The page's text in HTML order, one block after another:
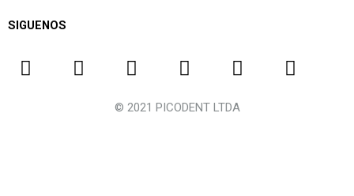
SIGUENOS
F
a
I
n
T
i
k
t
Y
o
u
t
W
h
a
t
L
i
© 2021 PICODENT LTDA